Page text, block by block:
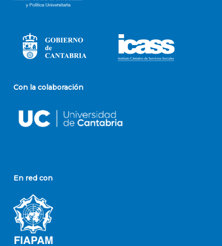
Con la colaboración
En red con